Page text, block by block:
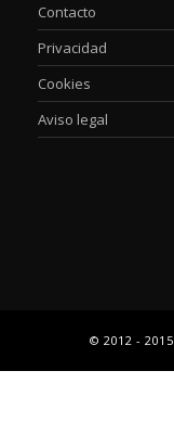
Contacto
Privacidad
Cookies
Aviso legal
© 2012 -